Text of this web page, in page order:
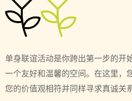
单身联谊活动是你跨出第一步的开
一个友好和温馨的空间。在这里，
您的价值观相符并同样寻求真诚关